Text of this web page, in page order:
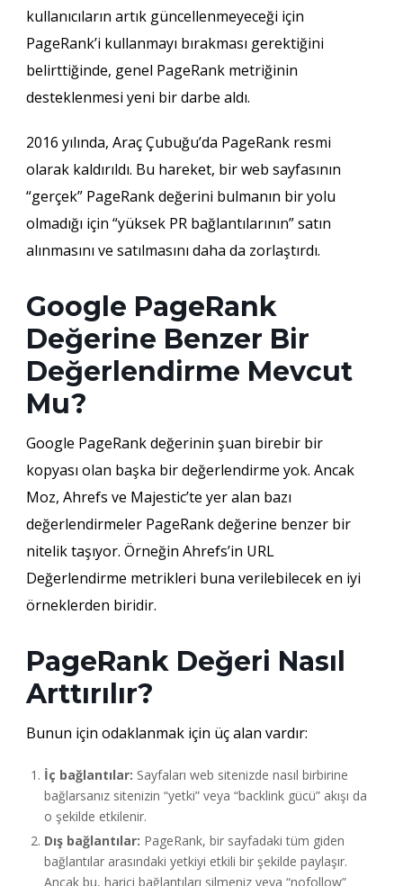
kullanıcıların artık güncellenmeyeceği için
PageRank’i kullanmayı bırakması gerektiğini
belirttiğinde, genel PageRank metriğinin
desteklenmesi yeni bir darbe aldı.
2016 yılında, Araç Çubuğu’da PageRank resmi
olarak kaldırıldı. Bu hareket, bir web sayfasının
“gerçek” PageRank değerini bulmanın bir yolu
olmadığı için “yüksek PR bağlantılarının” satın
alınmasını ve satılmasını daha da zorlaştırdı.
Google PageRank
Değerine Benzer Bir
Değerlendirme Mevcut
Mu?
Google PageRank değerinin şuan birebir bir
kopyası olan başka bir değerlendirme yok. Ancak
Moz, Ahrefs ve Majestic’te yer alan bazı
değerlendirmeler PageRank değerine benzer bir
nitelik taşıyor. Örneğin Ahrefs’in URL
Değerlendirme metrikleri buna verilebilecek en iyi
örneklerden biridir.
PageRank Değeri Nasıl
Arttırılır?
Bunun için odaklanmak için üç alan vardır:
İç bağlantılar: Sayfaları web sitenizde nasıl birbirine
bağlarsanız sitenizin “yetki” veya “backlink gücü” akışı da
o şekilde etkilenir.
Dış bağlantılar: PageRank, bir sayfadaki tüm giden
bağlantılar arasındaki yetkiyi etkili bir şekilde paylaşır.
Ancak bu, harici bağlantıları silmeniz veya “nofollow”